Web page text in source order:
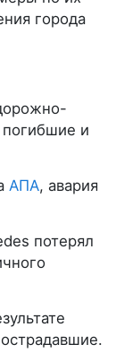
города
погибшие и
АПА, авария
потерял